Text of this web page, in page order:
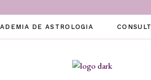
DE ASTROLOGIA